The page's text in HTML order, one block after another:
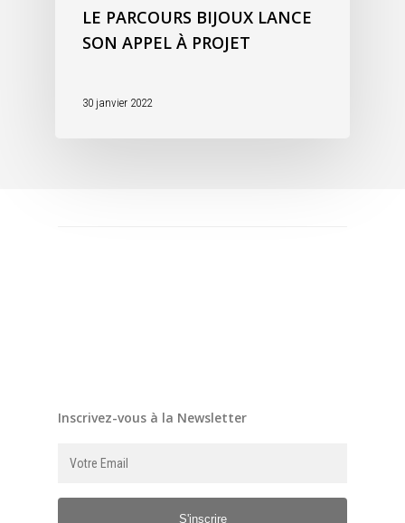
LE PARCOURS BIJOUX LANCE
SON APPEL À PROJET
30 janvier 2022
Inscrivez-vous à la Newsletter
S'inscrire